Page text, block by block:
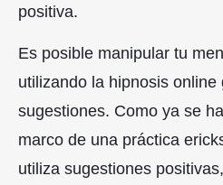
positiva.
Es posible manipular tu
utilizando la hipnosis online
sugestiones. Como ya se
marco de una práctica
utiliza sugestiones